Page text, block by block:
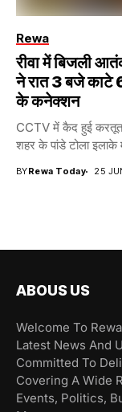
Rewa
रीवा में बिजली
ने रात 3 बजे काटे
के कनेक्शन
CCTV में कैद हुई करतूत
शहर के पांडे टोला इलाके
BYRewa Today 25
ABOUS US
Welcome To
Latest News And
Committed To
Covering A Wide
Events, Politics,